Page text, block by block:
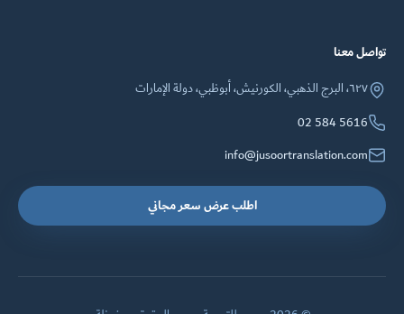
تواصل معنا
٦٢٧، البرج الذهبي، الكورنيش، أبوظبي، دولة الإمارات
02 584 5616
info@jusoortranslation.com
اطلب عرض سعر مجاني